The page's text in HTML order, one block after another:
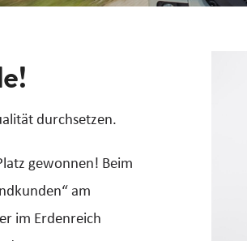
durchsetzen.
gewonnen! Beim
am
im Erdenreich